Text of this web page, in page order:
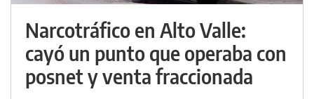
Narcotráfico en Alto Valle:
cayó un punto que operaba con
posnet y venta fraccionada